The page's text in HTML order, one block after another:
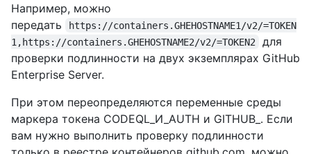
Например, можно
передать
https://containers.GHEHOSTNAME1/v2/=TOKEN
1,https://containers.GHEHOSTNAME2/v2/=TOKEN2
для
проверки подлинности на двух экземплярах GitHub
Enterprise Server.
При этом переопределяются переменные среды
маркера токена CODEQL_И_AUTH и GITHUB_. Если
вам нужно выполнить проверку подлинности